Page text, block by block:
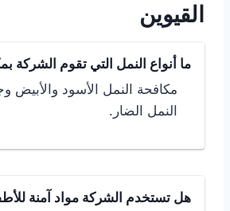
القيوين
ما أنواع النمل التي تقوم الشركة
مكافحة النمل الأسود والأبيض
النمل الضار.
هل تستخدم الشركة مواد آمنة